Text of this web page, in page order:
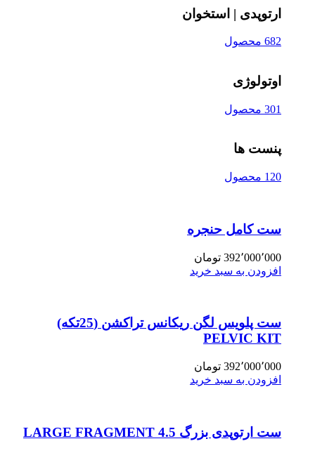
ارتوپدی | استخوان
682 محصول
اوتولوژی
301 محصول
پنست ها
120 محصول
ست کامل حنجره
392٬000٬000 تومان
افزودن به سبد خرید
ست پلویس لگن ریکانس تراکشن (25تکه)
PELVIC KIT
392٬000٬000 تومان
افزودن به سبد خرید
ست ارتوپدی بزرگ 4.5 LARGE FRAGMENT